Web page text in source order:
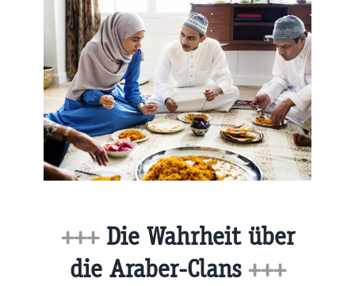
+++ Die Wahrheit über
die Araber-Clans +++